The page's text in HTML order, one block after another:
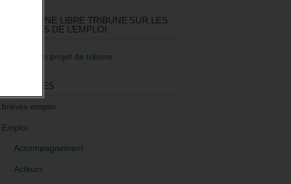
RÉDIGEZ UNE LIBRE TRIBUNE SUR LES
POLITIQUES DE L’EMPLOI
>Décrire mon projet de tribune
CATÉGORIES
brèves emploi
Emploi
Accompagnement
Acteurs